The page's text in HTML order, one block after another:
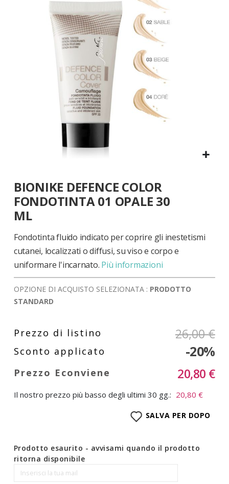
all'inizio
della
galleria
di
BIONIKE DEFENCE COLOR
FONDOTINTA 01 OPALE 30
ML
Fondotinta fluido indicato per coprire gli inestetismi
cutanei, localizzati o diffusi, su viso e corpo e
uniformare l'incarnato. Più informazioni
OPZIONE DI ACQUISTO SELEZIONATA : PRODOTTO
STANDARD
26,00 €
-20%
20,80 €
Il nostro prezzo più basso degli ultimi 30 gg.: 20,80 €
SALVA PER DOPO
Prodotto esaurito - avvisami quando il prodotto
ritorna disponibile